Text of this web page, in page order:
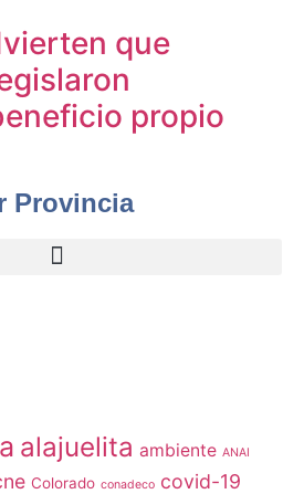
que
propio
Provincia
alajuelita ambiente ANAI
Colorado conadeco covid-19